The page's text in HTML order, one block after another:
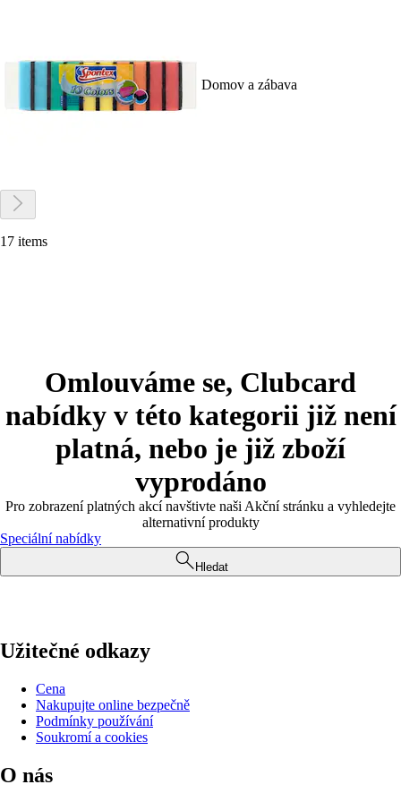
Domov a zábava
17 items
Omlouváme se, Clubcard
nabídky v této kategorii již není
platná, nebo je již zboží
vyprodáno
Pro zobrazení platných akcí navštivte naši Akční stránku a vyhledejte
alternativní produkty
Speciální nabídky
Hledat
Užitečné odkazy
Cena
Nakupujte online bezpečně
Podmínky používání
Soukromí a cookies
O nás